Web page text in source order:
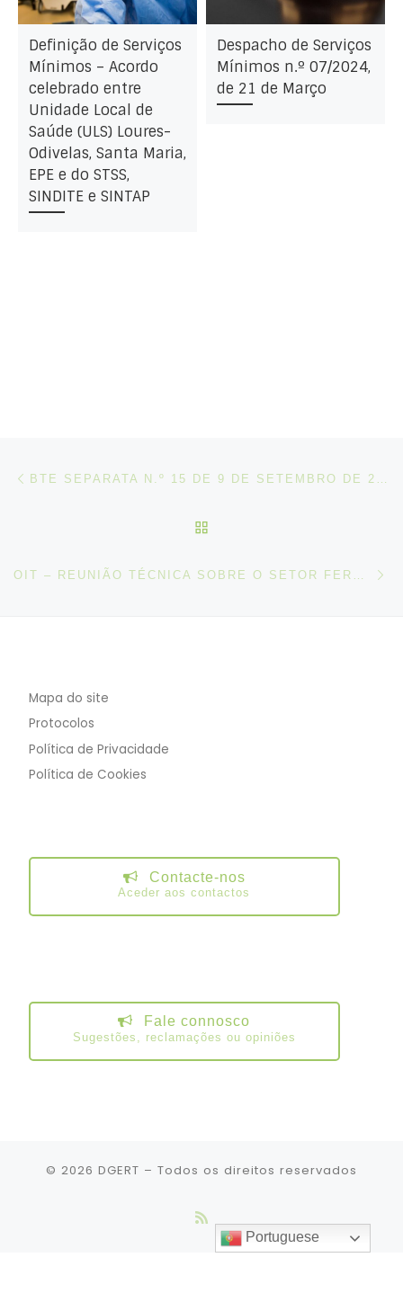
Definição de Serviços
Mínimos – Acordo
celebrado entre
Unidade Local de
Saúde (ULS) Loures-
Odivelas, Santa Maria,
EPE e do STSS,
SINDITE e SINTAP
Despacho de Serviços
Mínimos n.º 07/2024,
de 21 de Março
Post navigation
Mapa do site
Protocolos
Política de Privacidade
Política de Cookies
Contacte-nos
Aceder aos contactos
Fale connosco
Sugestões, reclamações ou opiniões
© 2026 DGERT – Todos os direitos reservados
Portuguese